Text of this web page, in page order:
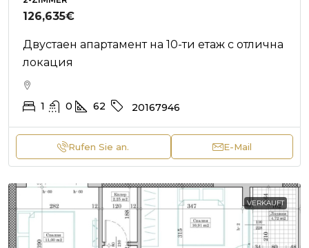
126,635€
Двустаен апартамент на 10-ти етаж с отлична
локация
1 0 62 20167946
Rufen Sie an. E-Mail
VERKAUFT